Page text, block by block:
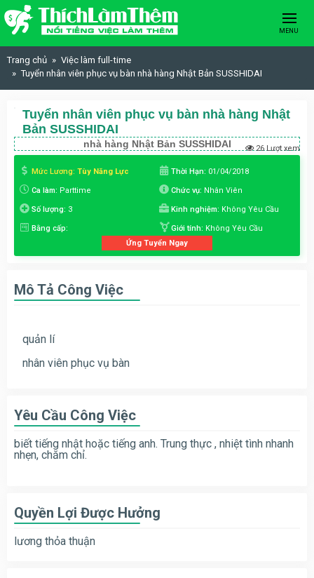
Skip to content
MENU
Trang chủ
Việc làm full-time
Tuyển nhân viên phục vụ bàn nhà hàng Nhật Bản SUSSHIDAI
Tuyển nhân viên phục vụ bàn nhà hàng Nhật
Bản SUSSHIDAI
nhà hàng Nhật Bản SUSSHIDAI 26 Lượt xem
Mức Lương: Tùy Năng Lực Thời Hạn: 01/04/2018
Ca làm: Parttime Chức vụ: Nhân Viên
Số lượng: 3 Kinh nghiệm: Không Yêu Cầu
Bằng cấp: Giới tính: Không Yêu Cầu
Ứng Tuyển Ngay
Mô Tả Công Việc
quản lí
nhân viên phục vụ bàn
Yêu Cầu Công Việc
biết tiếng nhật hoặc tiếng anh. Trung thực , nhiệt tình nhanh
nhẹn, chăm chỉ.
Quyền Lợi Được Hưởng
lương thỏa thuận